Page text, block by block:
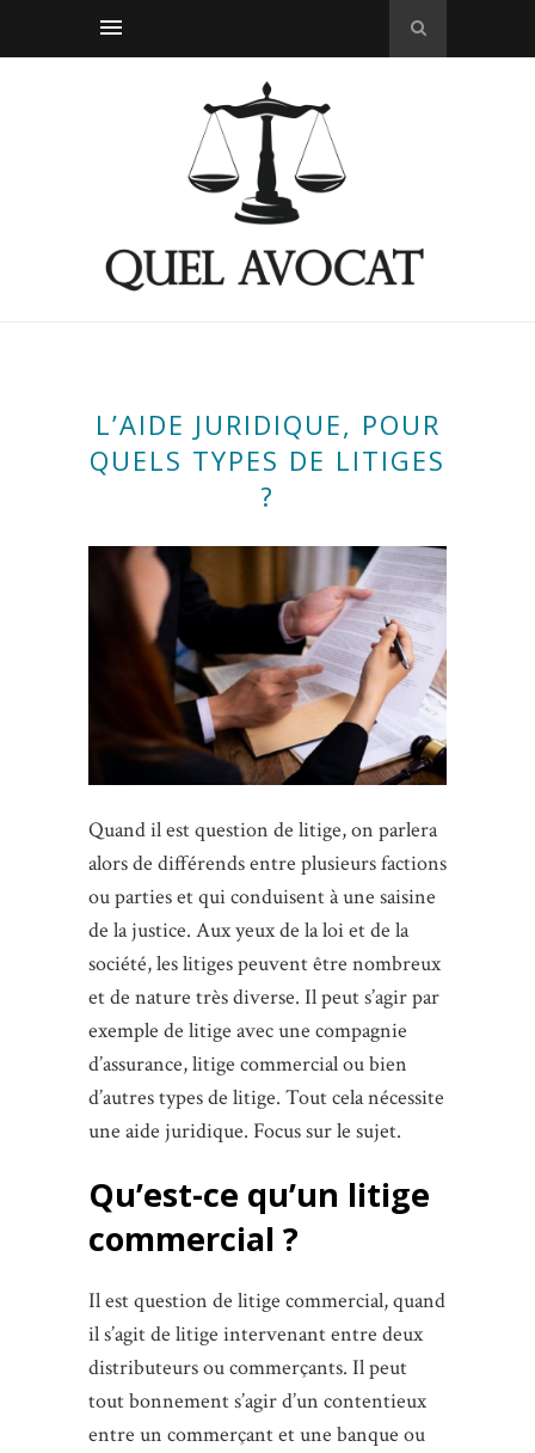
L’AIDE JURIDIQUE, POUR
QUELS TYPES DE LITIGES
?
Quand il est question de litige, on parlera
alors de différends entre plusieurs factions
ou parties et qui conduisent à une saisine
de la justice. Aux yeux de la loi et de la
société, les litiges peuvent être nombreux
et de nature très diverse. Il peut s’agir par
exemple de litige avec une compagnie
d’assurance, litige commercial ou bien
d’autres types de litige. Tout cela nécessite
une aide juridique. Focus sur le sujet.
Qu’est-ce qu’un litige
commercial ?
Il est question de litige commercial, quand
il s’agit de litige intervenant entre deux
distributeurs ou commerçants. Il peut
tout bonnement s’agir d’un contentieux
entre un commerçant et une banque ou